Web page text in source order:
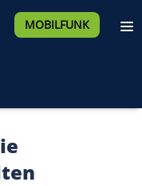
MOBILFUNK